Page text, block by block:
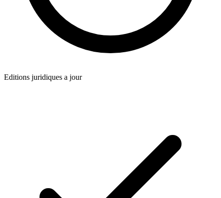
Editions juridiques a jour